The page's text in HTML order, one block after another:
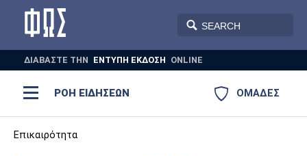
ΔΙΑΒΑΣΤΕ THN ΕΝΤΥΠΗ ΕΚΔΟΣΗ ONLINE
ΟΜΑΔΕΣ
ΡΟΗ ΕΙΔΗΣΕΩΝ
ΠΟΔΟΣΦΑΙΡΟ
Ποδόσφαιρο
Επικαιρότητα